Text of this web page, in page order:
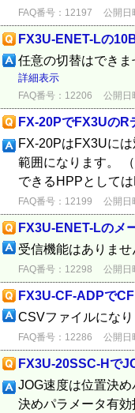
FAQ番号：12197 公開日
FX3U-ENET-Lの
任意の切替はでき
詳細表示
FAQ番号：12206 公開日
FX-20PでFX3UのR
FX-20PはFX3Uに
範囲になります。
できるHPPとして
FAQ番号：12199 公開日
FX3U-ENET-Lのメ
受信機能はありま
FAQ番号：12298 公開日
FX3U-CF-ADPで
CSVファイルにな
FAQ番号：12286 公開日
FX3U-20SSC-Hで
JOG速度は位置決
決めパラメータ有